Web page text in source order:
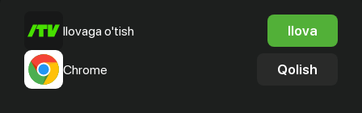
Ilovaga o'tish Ilova
Chrome Qolish